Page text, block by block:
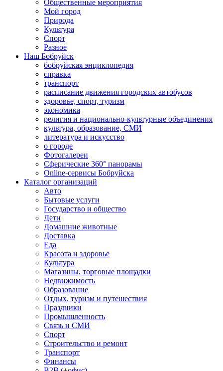
Общественные мероприятия
Мой город
Природа
Культура
Спорт
Разное
Наш Бобруйск
бобруйская энциклопедия
справка
транспорт
расписание движения городских автобусов
здоровье, спорт, туризм
экономика
религия и национально-культурные объединения
культура, образование, СМИ
литература и искусство
о городе
Фотогалереи
Сферические 360° панорамы
Online-сервисы Бобруйска
Каталог организаций
Авто
Бытовые услуги
Государство и общество
Дети
Домашние животные
Доставка
Еда
Красота и здоровье
Культура
Магазины, торговые площадки
Недвижимость
Образование
Отдых, туризм и путешествия
Праздники
Промышленность
Связь и СМИ
Спорт
Строительство и ремонт
Транспорт
Финансы